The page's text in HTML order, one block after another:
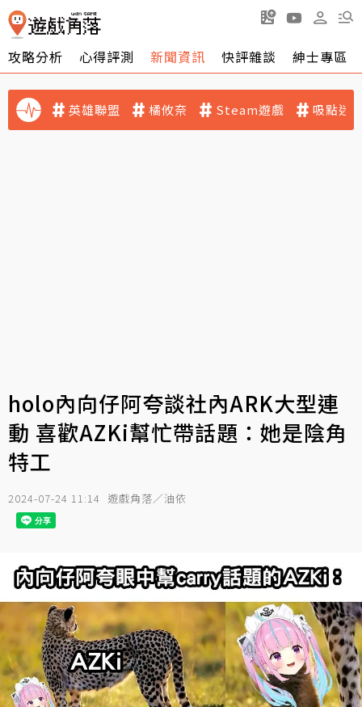
攻略分析 心得評測 新聞資訊 快評雜談 紳士專區
英雄聯盟 橘攸奈 Steam遊戲 吸點迷
holo內向仔阿夸談社內ARK大型連
動 喜歡AZKi幫忙帶話題：她是陰角
特工
2024-07-24 11:14 遊戲角落／油依